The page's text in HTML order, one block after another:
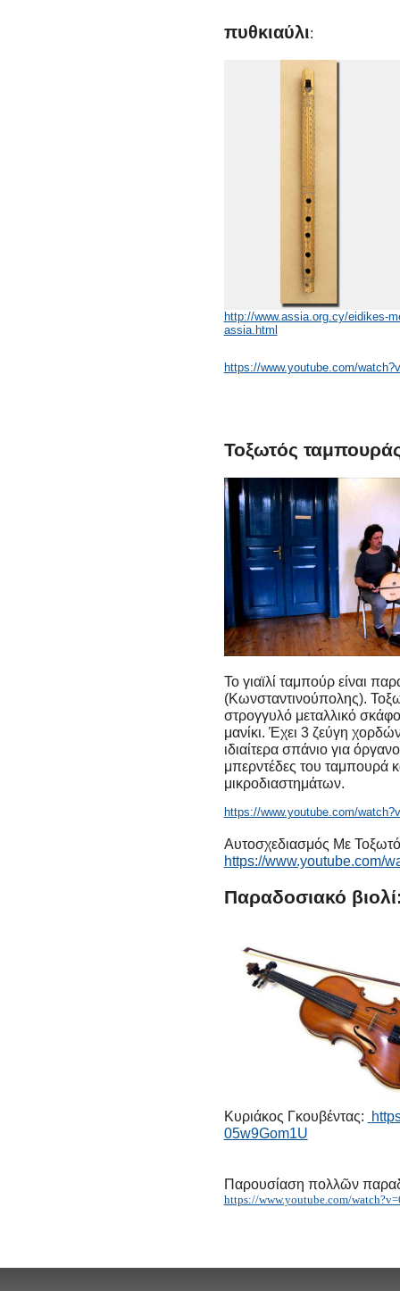
πυθκιαύλι:
http://www.assia.org.cy/eidikes-
assia.html
https://www.youtube.com/
Τοξωτός
Το γιαϊλί ταμπούρ είναι
(Κωνσταντινούπολης).
στρογγυλό μεταλλικό
μανίκι. Έχει 3 ζεύγη
ιδιαίτερα σπάνιο για
μπερντέδες του ταμπουρά
μικροδιαστημάτων.
https://www.youtube.com/
Αυτοσχεδιασμός Με
https://www.youtube.com/
Παραδοσιακό
Κυριάκος Γκουβέντας:
05w9Gom1U
Παρουσίαση πολλῶν
https://www.youtube.com/